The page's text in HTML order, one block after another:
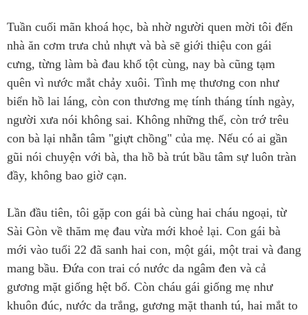
Tuần cuối mãn khoá học, bà nhờ người quen mời tôi đến
nhà ăn cơm trưa chủ nhựt và bà sẽ giới thiệu con gái
cưng, từng làm bà đau khổ tột cùng, nay bà cũng tạm
quên vì nước mắt chảy xuôi. Tình mẹ thương con như
biển hồ lai láng, còn con thương mẹ tính tháng tính ngày,
người xưa nói không sai. Không những thế, còn trớ trêu
con bà lại nhẫn tâm "giựt chồng" của mẹ. Nếu có ai gần
gũi nói chuyện với bà, tha hồ bà trút bầu tâm sự luôn tràn
đầy, không bao giờ cạn.
Lần đầu tiên, tôi gặp con gái bà cùng hai cháu ngoại, từ
Sài Gòn về thăm mẹ đau vừa mới khoẻ lại. Con gái bà
mới vào tuổi 22 đã sanh hai con, một gái, một trai và đang
mang bầu. Đứa con trai có nước da ngâm đen và cả
gương mặt giống hệt bố. Còn cháu gái giống mẹ như
khuôn đúc, nước da trắng, gương mặt thanh tú, hai mắt to